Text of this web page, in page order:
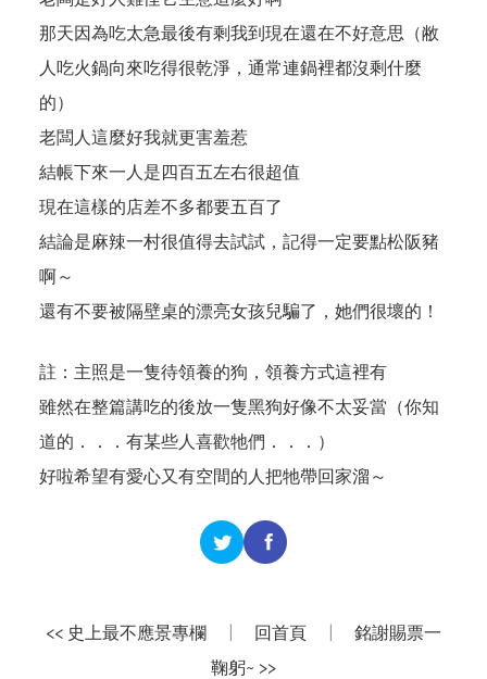
那天因為吃太急最後有剩我到現在還在不好意思（敝
人吃火鍋向來吃得很乾淨，通常連鍋裡都沒剩什麼
的）
老闆人這麼好我就更害羞惹
結帳下來一人是四百五左右很超值
現在這樣的店差不多都要五百了
結論是麻辣一村很值得去試試，記得一定要點松阪豬
啊～
還有不要被隔壁桌的漂亮女孩兒騙了，她們很壞的！
註：主照是一隻待領養的狗，領養方式這裡有
雖然在整篇講吃的後放一隻黑狗好像不太妥當（你知
道的．．．有某些人喜歡牠們．．．）
好啦希望有愛心又有空間的人把牠帶回家溜～
<< 史上最不應景專欄 回首頁
銘謝賜票一
鞠躬~ >>